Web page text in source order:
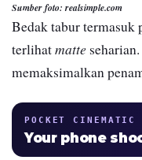
Sumber foto: realsimple.com
Bedak tabur termasuk
terlihatmatte
memaksimalkan
POCKET CINEMATIC
Your phone